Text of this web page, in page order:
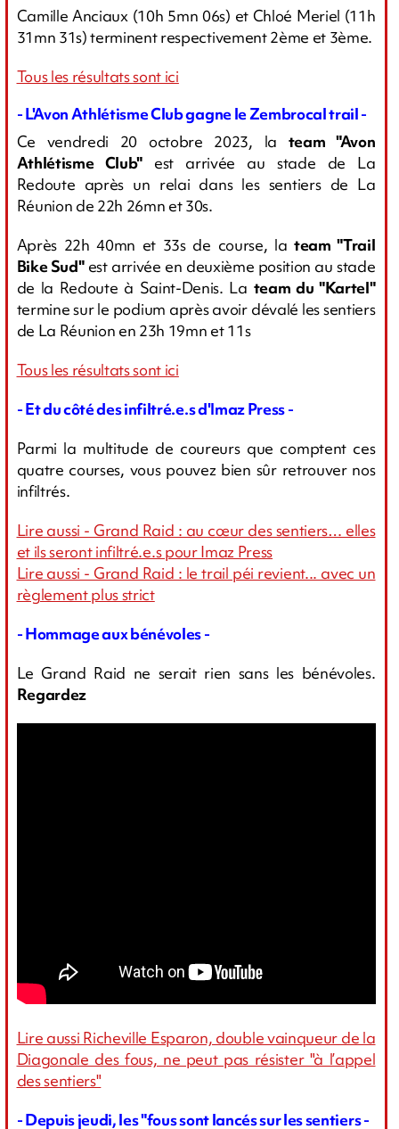
Camille Anciaux (10h 5mn 06s) et Chloé Meriel (11h
31mn 31s) terminent respectivement 2ème et 3ème.
Tous les résultats sont ici
- L'Avon Athlétisme Club gagne le Zembrocal trail -
Ce vendredi 20 octobre 2023, la team "Avon
Athlétisme Club"est arrivée au stade de La
Redoute après un relai dans les sentiers de La
Réunion de 22h 26mn et 30s.
Après 22h 40mn et 33s de course, lateam "Trail
Bike Sud"est arrivée en deuxième position au stade
de la Redoute à Saint-Denis. La team du "Kartel"
termine sur le podium après avoir dévalé les sentiers
de La Réunion en 23h 19mn et 11s
Tous les résultats sont ici
- Et du côté des infiltré.e.s d'Imaz Press -
Parmi la multitude de coureurs que comptent ces
quatre courses, vous pouvez bien sûr retrouver nos
infiltrés.
Lire aussi - Grand Raid : au cœur des sentiers… elles
et ils seront infiltré.e.s pour Imaz Press
Lire aussi - Grand Raid : le trail péi revient... avec un
règlement plus strict
- Hommage aux bénévoles -
Le Grand Raid ne serait rien sans les bénévoles.
Regardez
Lire aussi Richeville Esparon, double vainqueur de la
Diagonale des fous, ne peut pas résister "à l’appel
des sentiers"
- Depuis jeudi, les "fous sont lancés sur les sentiers -